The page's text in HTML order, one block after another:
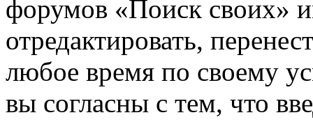
форумов «Поиск своих»
отредактировать,
любое время по своему
вы согласны с тем, что